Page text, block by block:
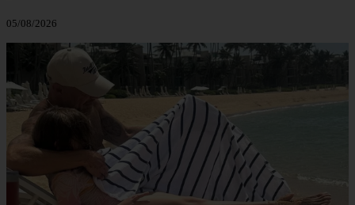
05/08/2026